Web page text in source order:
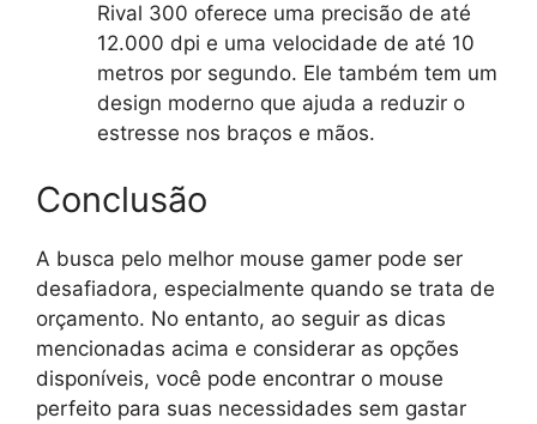
Rival 300 oferece uma precisão de até
12.000 dpi e uma velocidade de até 10
metros por segundo. Ele também tem um
design moderno que ajuda a reduzir o
estresse nos braços e mãos.
Conclusão
A busca pelo melhor mouse gamer pode ser
desafiadora, especialmente quando se trata de
orçamento. No entanto, ao seguir as dicas
mencionadas acima e considerar as opções
disponíveis, você pode encontrar o mouse
perfeito para suas necessidades sem gastar